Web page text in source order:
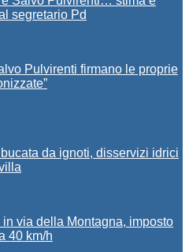
segretario Pd
Pulvirenti firmano le proprie
da ignoti, disservizi idrici
via della Montagna, imposto
40 km/h